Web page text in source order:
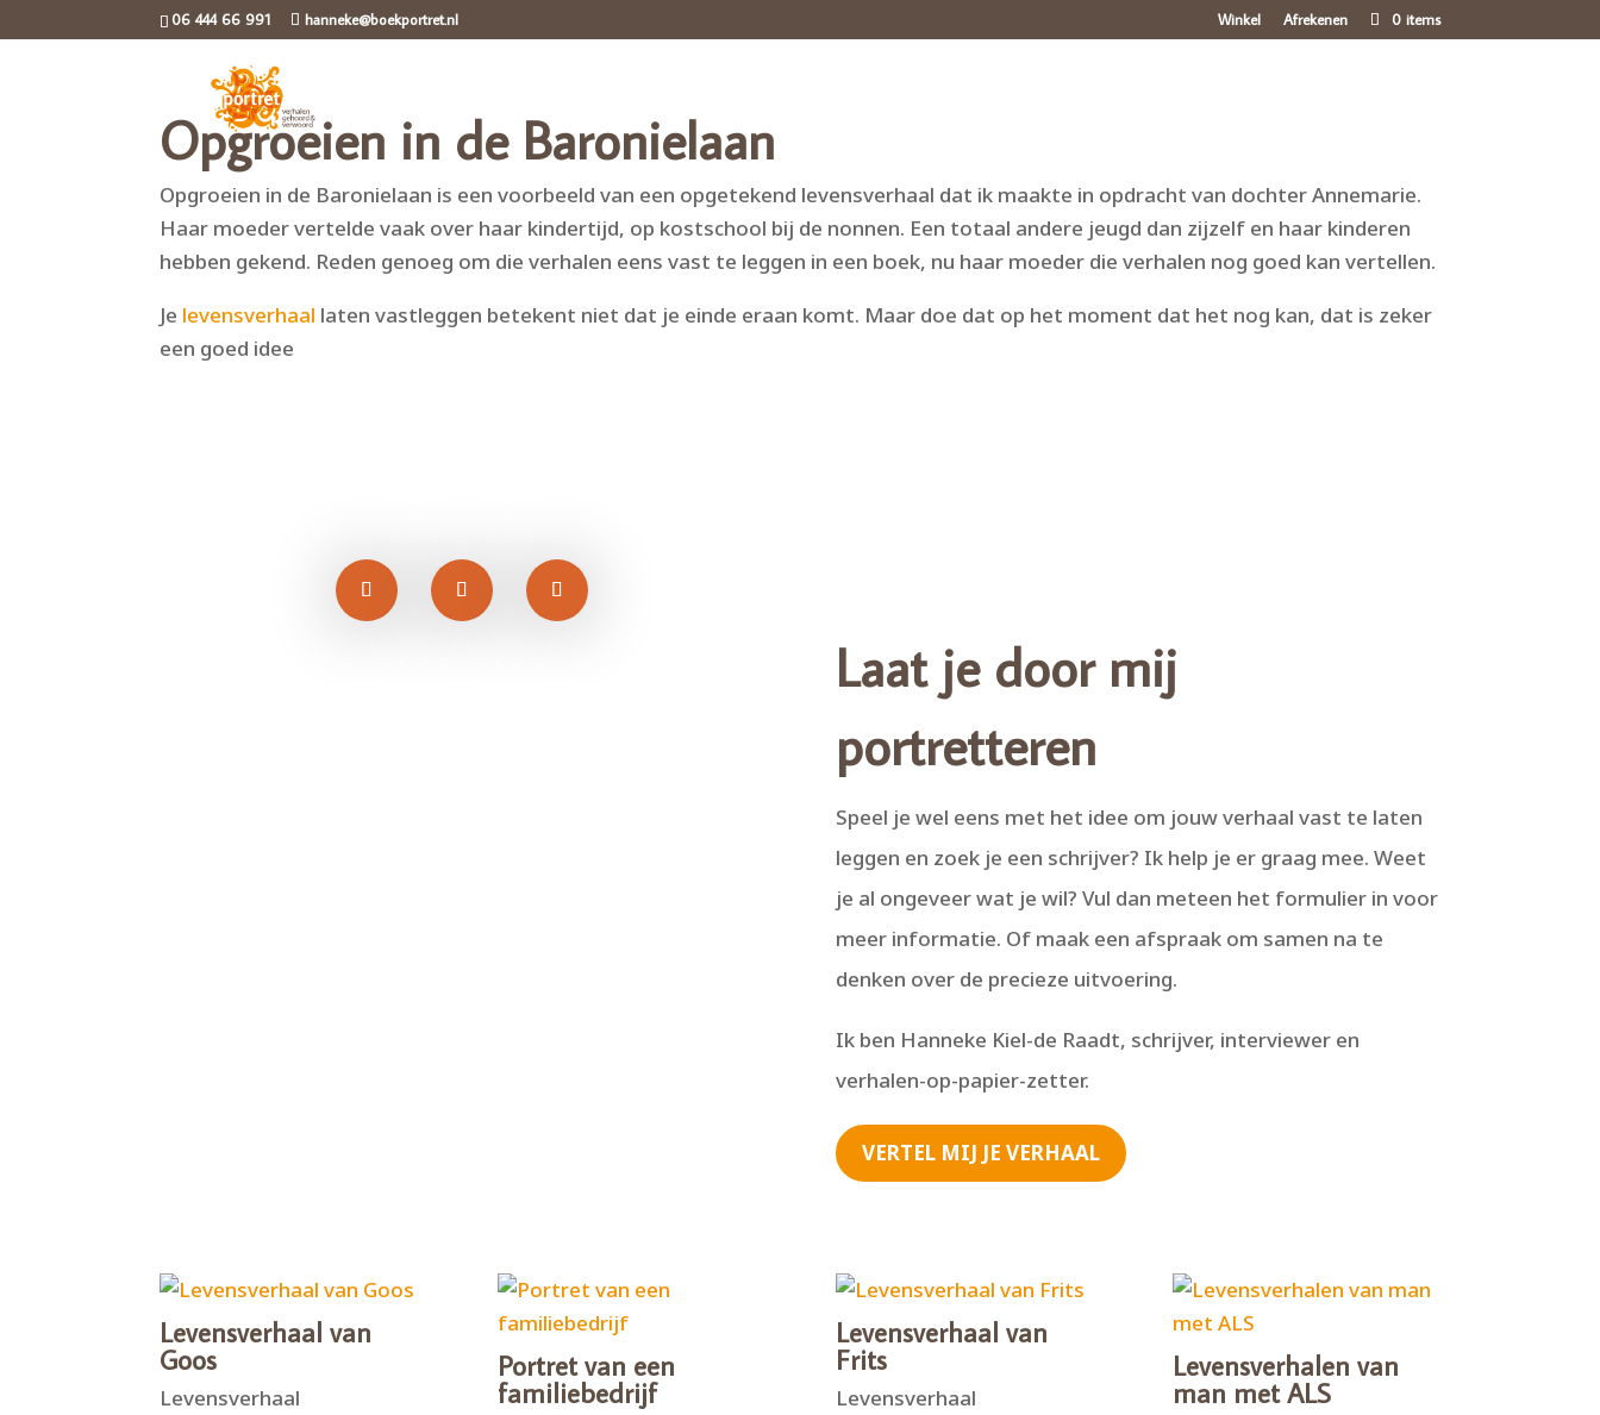
06 444 66 991 hanneke@boekportret.nl Winkel Afrekenen 0 items
Opgroeien in de Baronielaan
Opgroeien in de Baronielaan is een voorbeeld van een opgetekend levensverhaal dat ik maakte in opdracht van dochter Annemarie.
Haar moeder vertelde vaak over haar kindertijd, op kostschool bij de nonnen. Een totaal andere jeugd dan zijzelf en haar kinderen
hebben gekend. Reden genoeg om die verhalen eens vast te leggen in een boek, nu haar moeder die verhalen nog goed kan vertellen.
Je levensverhaal laten vastleggen betekent niet dat je einde eraan komt. Maar doe dat op het moment dat het nog kan, dat is zeker
een goed idee
Laat je door mij
portretteren
Speel je wel eens met het idee om jouw verhaal vast te laten
leggen en zoek je een schrijver? Ik help je er graag mee. Weet
je al ongeveer wat je wil? Vul dan meteen het formulier in voor
meer informatie. Of maak een afspraak om samen na te
denken over de precieze uitvoering.
Ik ben Hanneke Kiel-de Raadt, schrijver, interviewer en
verhalen-op-papier-zetter.
VERTEL MIJ JE VERHAAL
Levensverhaal van
Goos
Levensverhaal
Portret van een
familiebedrijf
Levensverhaal van
Frits
Levensverhaal
Levensverhalen van
man met ALS